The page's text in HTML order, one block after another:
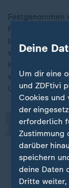
Festgenommen
bis heute.
schlechter
Kassationshof
schriftlich
Ukrainers,
So groß
Ich
„
Deine
Um dir eine
und ZDFtivi
Cookies und
der
erforderlich
Zustimmung
darüber
speichern
deine Daten
Dritte